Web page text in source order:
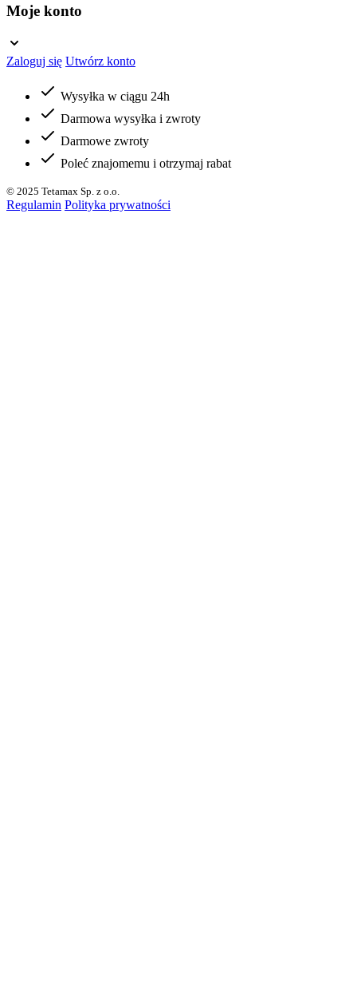
Moje konto
Zaloguj się Utwórz konto
Wysyłka w ciągu 24h
Darmowa wysyłka i zwroty
Darmowe zwroty
Poleć znajomemu i otrzymaj rabat
© 2025 Tetamax Sp. z o.o.
Regulamin Polityka prywatności